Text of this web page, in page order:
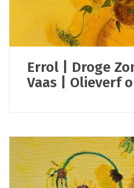
Errol | Droge
Vaas | Olieverf